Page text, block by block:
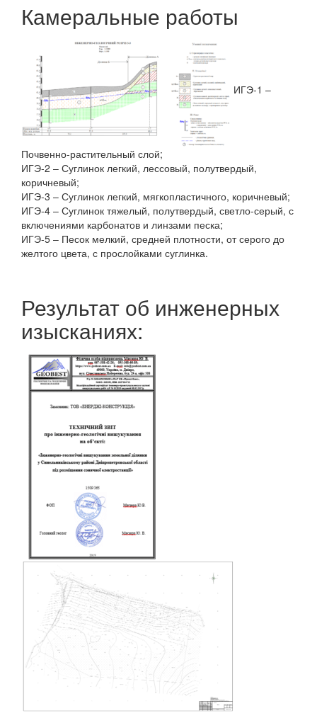
Камеральные работы
ИГЭ-1 –
Почвенно-растительный слой;
ИГЭ-2 – Суглинок легкий, лессовый, полутвердый,
коричневый;
ИГЭ-3 – Суглинок легкий, мягкопластичного, коричневый;
ИГЭ-4 – Суглинок тяжелый, полутвердый, светло-серый, с
включениями карбонатов и линзами песка;
ИГЭ-5 – Песок мелкий, средней плотности, от серого до
желтого цвета, с прослойками суглинка.
Результат об инженерных
изысканиях: